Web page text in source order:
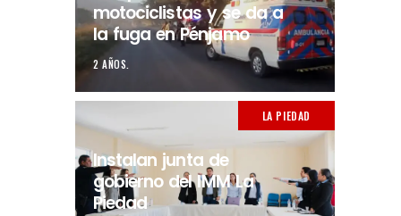
motociclistas y se da a
la fuga en Pénjamo
2 AÑOS.
LA PIEDAD
Instalan junta de
gobierno del IMM La
Piedad